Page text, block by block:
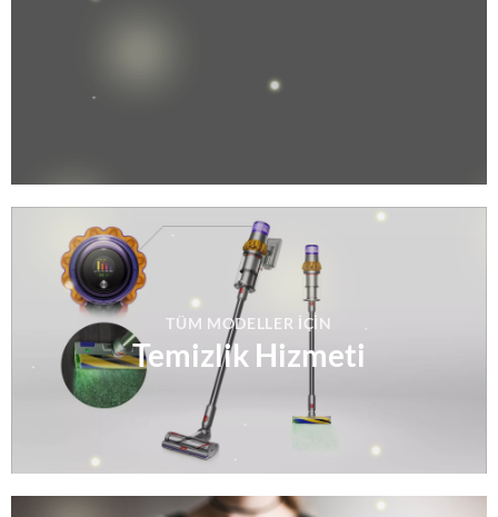
TÜM MODELLER IÇIN
Temizlik Hizmeti